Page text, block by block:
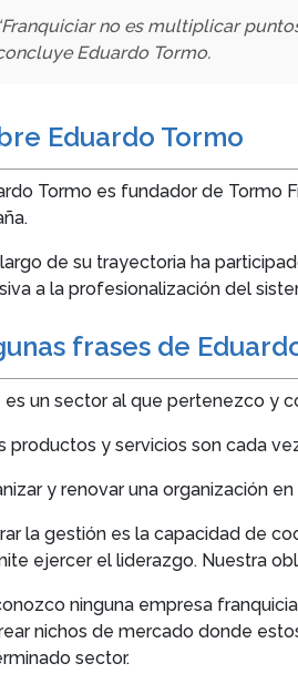
no es multiplicar
Eduardo Tormo.
Eduardo Tormo
Tormo es fundador de Tormo
de su trayectoria ha
a la profesionalización del
frases de
es un sector al que pertenezco y
productos y servicios son cada
y renovar una organización
la gestión es la capacidad de
ejercer el liderazgo. Nuestra
ninguna empresa
nichos de mercado donde
sector.